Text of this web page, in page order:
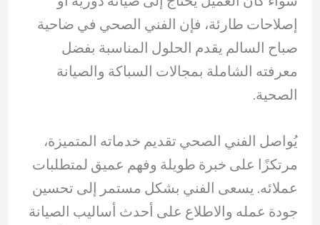
إصلاحات طارئة، فإن الفني الصحي في ضاحية
صباح السالم يقدم الحلول المناسبة بفضل
معرفته الشاملة بمجالات السباكة والصيانة
الصحية.
يُواصل الفني الصحي تقديم خدماته المتميزة،
مرتكزًا على خبرة طويلة وفهم عميق لمتطلبات
عملائه. يسعى الفني بشكل مستمر إلى تحسين
جودة عمله والاطلاع على أحدث أساليب الصيانة